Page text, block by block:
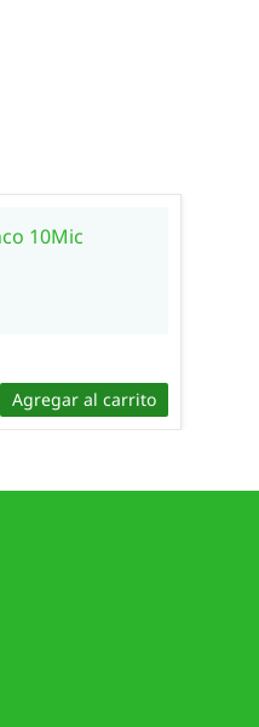
10Mic
Agregar al carrito